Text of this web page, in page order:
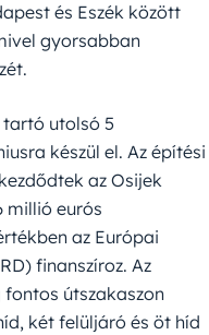
és Eszék között
gyorsabban
utolsó 5
készül el. Az építési
az Osijek
millió eurós
az Európai
finanszíroz. Az
útszakaszon
két felüljáró és öt híd